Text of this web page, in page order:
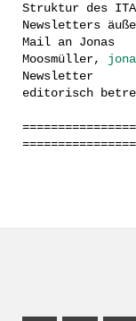
Struktur des
Newsletters
Mail an Jonas
Moosmüller,
Newsletter
editorisch